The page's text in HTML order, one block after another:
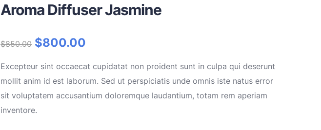
Aroma Diffuser Jasmine
$850.00 $800.00
Excepteur sint occaecat cupidatat non proident sunt in culpa qui deserunt
mollit anim id est laborum. Sed ut perspiciatis unde omnis iste natus error
sit voluptatem accusantium doloremque laudantium, totam rem aperiam
inventore.